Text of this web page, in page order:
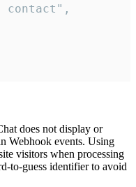
contact",
does not display or
Webhook events. Using
visitors when processing
to-guess identifier to avoid